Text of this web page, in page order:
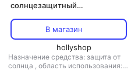
солнцезащитный
Sun Stick SPF50+ PA++++18g
В магазин
hollyshop
Назначение средства: защита от
солнца , область использования: